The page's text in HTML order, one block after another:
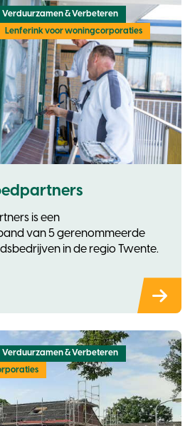
Verduurzamen & Verbeteren
Lenferink voor woningcorporaties
is een
van 5 gerenommeerde
in de regio Twente.
Verduurzamen & Verbeteren